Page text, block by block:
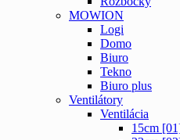
MOWION
Logi
Domo
Biuro
Tekno
Biuro plus
Ventilátory
Ventilácia
15cm